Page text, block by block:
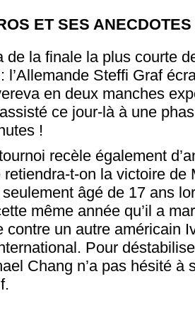
ET SES ANECDOTES
de la finale la plus courte
l’Allemande Steffi Graf
en deux manches
ce jour-là à une
!
recèle également
retiendra-t-on la victoire de
âgé de 17 ans
même année qu’il a
contre un autre américain
Pour
Chang n’a pas hésité à